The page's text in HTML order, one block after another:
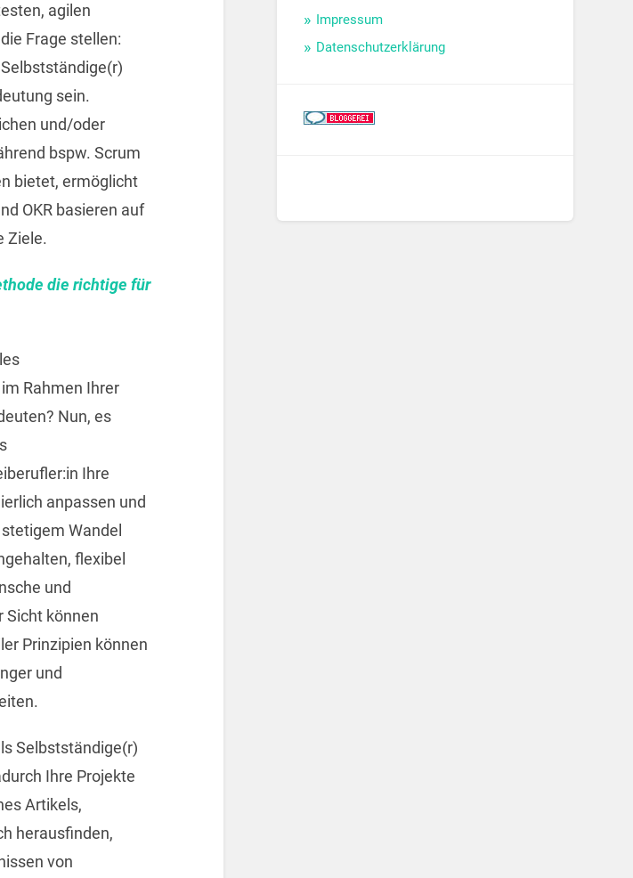
agilen
Frage stellen:
sein.
und/oder
bspw. Scrum
bietet, ermöglicht
OKR basieren auf
Ziele.
die richtige für
Rahmen Ihrer
Nun, es
Ihre
anpassen und
Wandel
flexibel
und
Sicht können
Prinzipien können
und
Selbstständige(r)
Ihre Projekte
Artikels,
herausfinden,
von
Impressum
Datenschutzerklärung